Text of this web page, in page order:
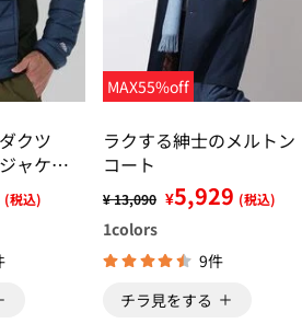
クツ
ャケッ
(税込)
MAX55%off
ラクする紳士のメルトン
コート
¥ 13,090 ¥5,929 (税込)
1colors
9件
チラ見をする